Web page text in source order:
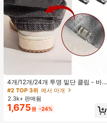
4개/12개/24개 투명 밑단 클립 - 바지
밑단 끌림 방지를 위한 심리스 무봉제
조절기, 의류 수선 및 깔끔한 바지 길
이 맞춤을 위한 숨겨진 밑단 조절 클립
(랜덤 색상)
#2 TOP 3위 에서 마개
2.3k+ 판매됨
1,675원 -24%